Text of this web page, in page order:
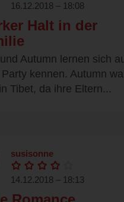
16.12.2018 – 18:08
Halt in der
Autumn lernen sich
kennen. Autumn
Tibet, da ihre Eltern...
susisonne
14.12.2018 – 18:13